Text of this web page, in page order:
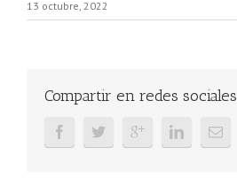
13 octubre, 2022
Compartir en redes sociales